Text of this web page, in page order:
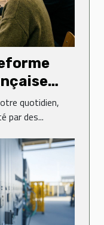
à la
quotidien,
par des...